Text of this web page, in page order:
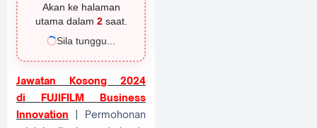
Akan ke halaman
utama dalam 1saat.
Sila tunggu...
Jawatan Kosong 2024
di FUJIFILM Business
Innovation | Permohonan